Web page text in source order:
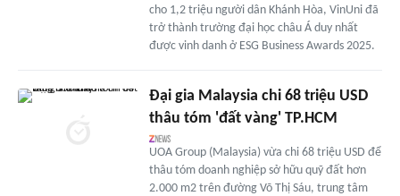
cho 1,2 triệu người dân Khánh Hòa, VinUni đã
trở thành trường đại học châu Á duy nhất
được vinh danh ở ESG Business Awards 2025.
Đại gia Malaysia chi 68 triệu USD
thâu tóm 'đất vàng' TP.HCM
UOA Group (Malaysia) vừa chi 68 triệu USD để
thâu tóm doanh nghiệp sở hữu quỹ đất hơn
2.000 m2 trên đường Võ Thị Sáu, trung tâm